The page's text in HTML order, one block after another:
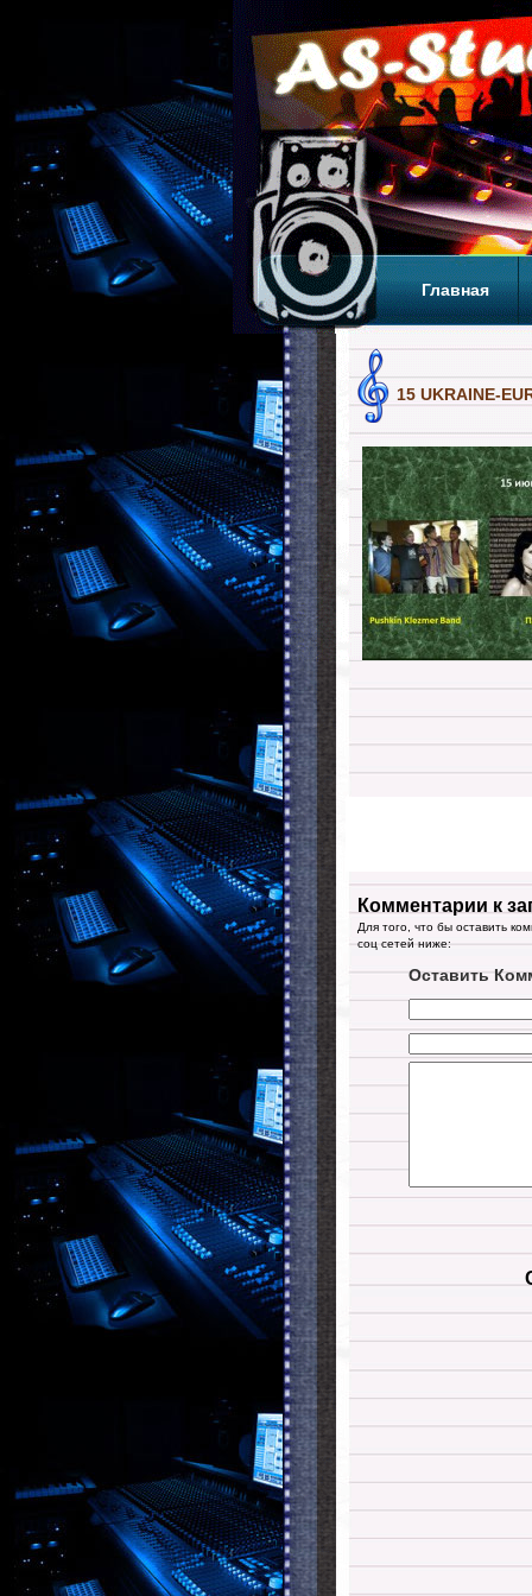
Главная
15 UKRAINE-
Комментарии к
Для того, что бы оставить
соц сетей ниже:
Оставить